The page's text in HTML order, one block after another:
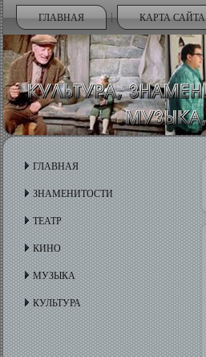
ГЛАВНАЯ КАРТА САЙТА
ГЛАВНАЯ
ЗНАМЕНИТОСТИ
ТЕАТР
КИНО
МУЗЫКА
КУЛЬТУРА